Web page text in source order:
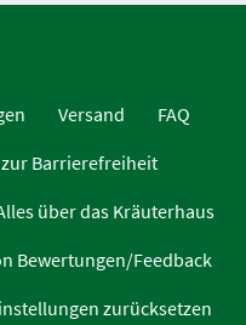
Versand
FAQ
Barrierefreiheit
über das Kräuterhaus
Bewertungen/Feedback
zurücksetzen